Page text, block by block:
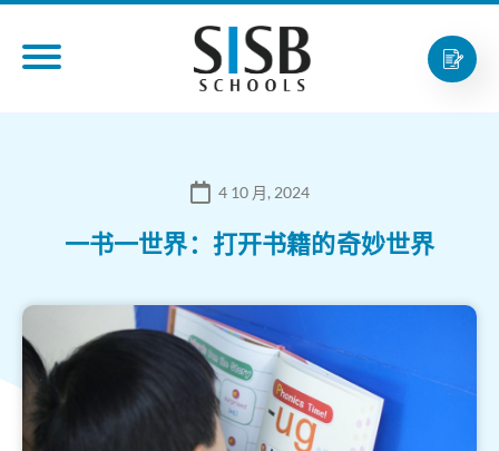
4 10 月, 2024
一书一世界：打开书籍的奇妙世界